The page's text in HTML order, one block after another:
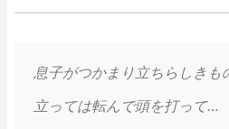
息子がつかまり立ちらしきも
立っては転んで頭を打って…